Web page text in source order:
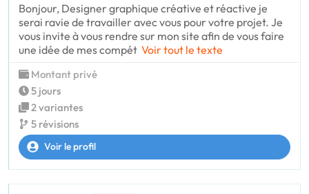
Bonjour, Designer graphique créative et réactive je
serai ravie de travailler avec vous pour votre projet. Je
vous invite à vous rendre sur mon site afin de vous faire
une idée de mes compét Voir tout le texte
Montant privé
5 jours
2 variantes
5 révisions
Voir le profil